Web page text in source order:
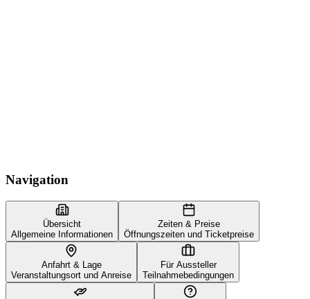
Navigation
Übersicht
Allgemeine Informationen
Zeiten & Preise
Öffnungszeiten und Ticketpreise
Anfahrt & Lage
Veranstaltungsort und Anreise
Für Aussteller
Teilnahmebedingungen